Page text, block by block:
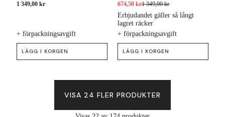
1 349,00 kr
+ förpackningsavgift
LÄGG I KORGEN
674,50 kr1 349,00 kr
+ förpackningsavgift
Erbjudandet gäller så långt
lagret räcker
LÄGG I KORGEN
VISA 24 FLER PRODUKTER